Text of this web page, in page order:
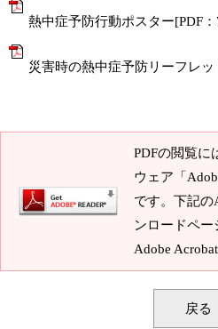
熱中症予防行動ポスター[PDF
災害時の熱中症予防リーフレッ
PDFの閲覧に
ウェア「
です。下記の
ンロードペー
Adobe
戻る